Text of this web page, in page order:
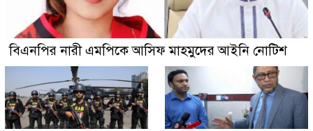
বিএনপির নারী এমপিকে আসিফ মাহমুদের আইনি নোটিশ